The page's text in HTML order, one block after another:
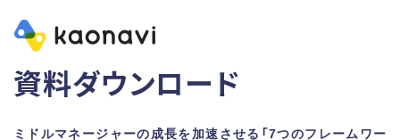
資料ダウンロード
ミドルマネージャーの成長を加速させる「7つのフレームワー